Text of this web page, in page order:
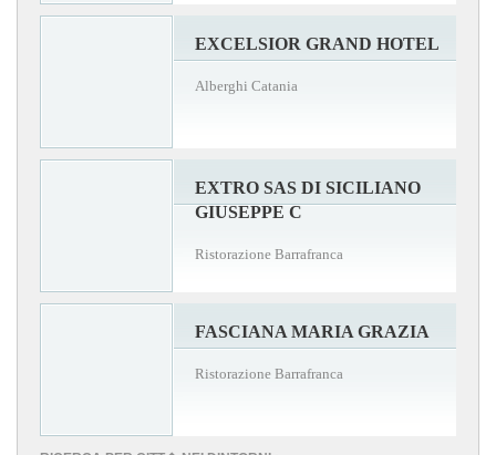
EXCELSIOR GRAND HOTEL
Alberghi Catania
EXTRO SAS DI SICILIANO
GIUSEPPE C
Ristorazione Barrafranca
FASCIANA MARIA GRAZIA
Ristorazione Barrafranca